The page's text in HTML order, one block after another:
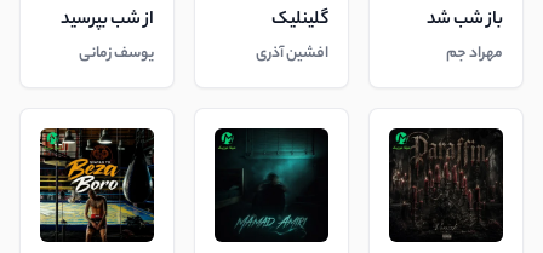
باز شب شد
مهراد جم
گلینلیک
افشین آذری
از شب بپرسید
یوسف زمانی